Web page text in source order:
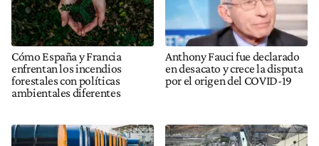
Cómo España y Francia
enfrentan los incendios
forestales con políticas
ambientales diferentes
Anthony Fauci fue declarado
en desacato y crece la disputa
por el origen del COVID-19